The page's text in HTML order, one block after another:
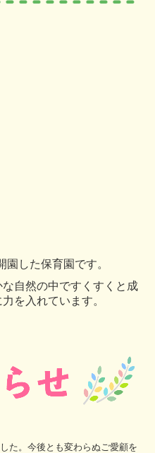
した保育園です。
自然の中ですくすくと成
を入れています。
た。今後とも変わらぬご愛顧を